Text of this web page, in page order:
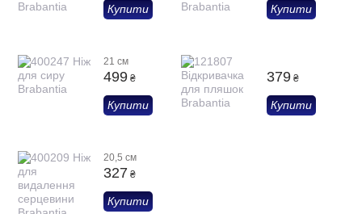
Купити Купити
21 см
499 ₴
Купити
379 ₴
Купити
20,5 см
327 ₴
Купити